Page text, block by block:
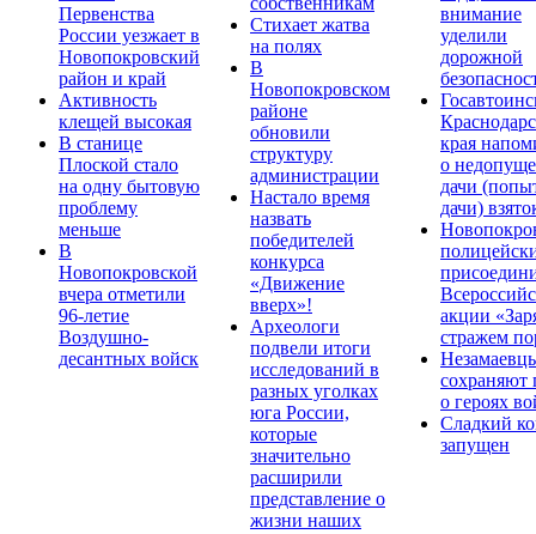
Первенства
России уезжает в
Новопокровский
район и край
Активность
клещей высокая
В станице
Плоской стало
на одну бытовую
проблему
меньше
В
Новопокровской
вчера отметили
96-летие
Воздушно-
десантных войск
Стихает жатва
на полях
В
Новопокровском
районе
обновили
структуру
администрации
Настало время
назвать
победителей
конкурса
«Движение
вверх»!
Археологи
подвели итоги
исследований в
разных уголках
юга России,
которые
значительно
расширили
представление о
жизни наших
внимание
уделили
дорожной
края
о
дачи
дачи)
акции
стражем
сохраняют
о героях
Сладкий
запущен